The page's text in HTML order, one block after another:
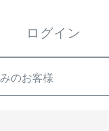
ログイン
のお客様